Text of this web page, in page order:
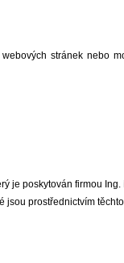
stránek nebo
je poskytován firmou Ing.
prostřednictvím